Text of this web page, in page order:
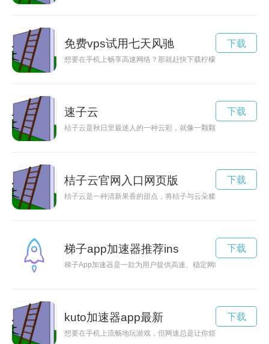
免费vps试用七天风驰
想要在手机上畅享高速网络？那就赶快下载柠檬加速器手机版
下载
速子云
桔子云是秋日里最迷人的一种云彩，就像一颗颗金黄色的桔子
下载
桔子云官网入口网页版
桔子云是一种清新果香的甜点，将桔子与云朵糅合在一起，带来
下载
梯子app加速器推荐ins
梯子App加速器是一款为用户提供高速、稳定网络连接的科技
下载
kuto加速器app最新
想要在手机上流畅地玩游戏，但网速总是让你烦恼？kuyo加速
下载